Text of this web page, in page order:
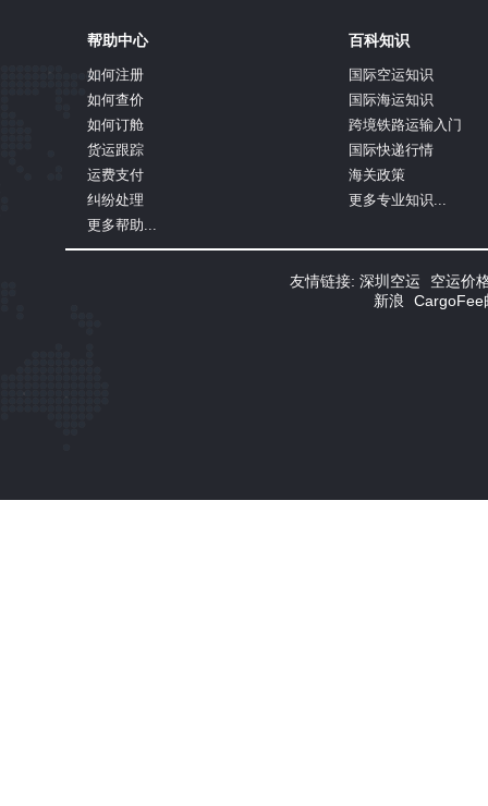
帮助中心
如何注册
如何查价
如何订舱
货运跟踪
运费支付
纠纷处理
更多帮助...
百科知识
国际空运知识
国际海运知识
跨境铁路运输入门
国际快递行情
海关政策
更多专业知识...
友情链接: 深圳空运
空运价
新浪
CargoFee